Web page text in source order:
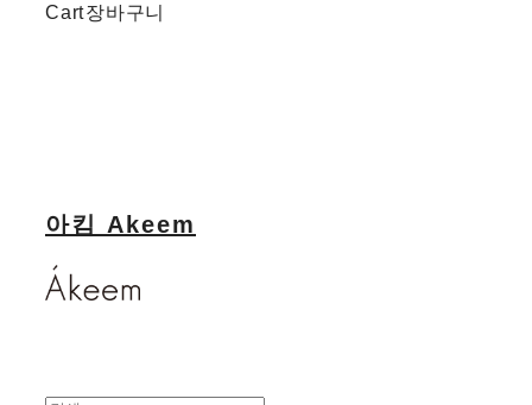
Cart장바구니
아킴 Akeem